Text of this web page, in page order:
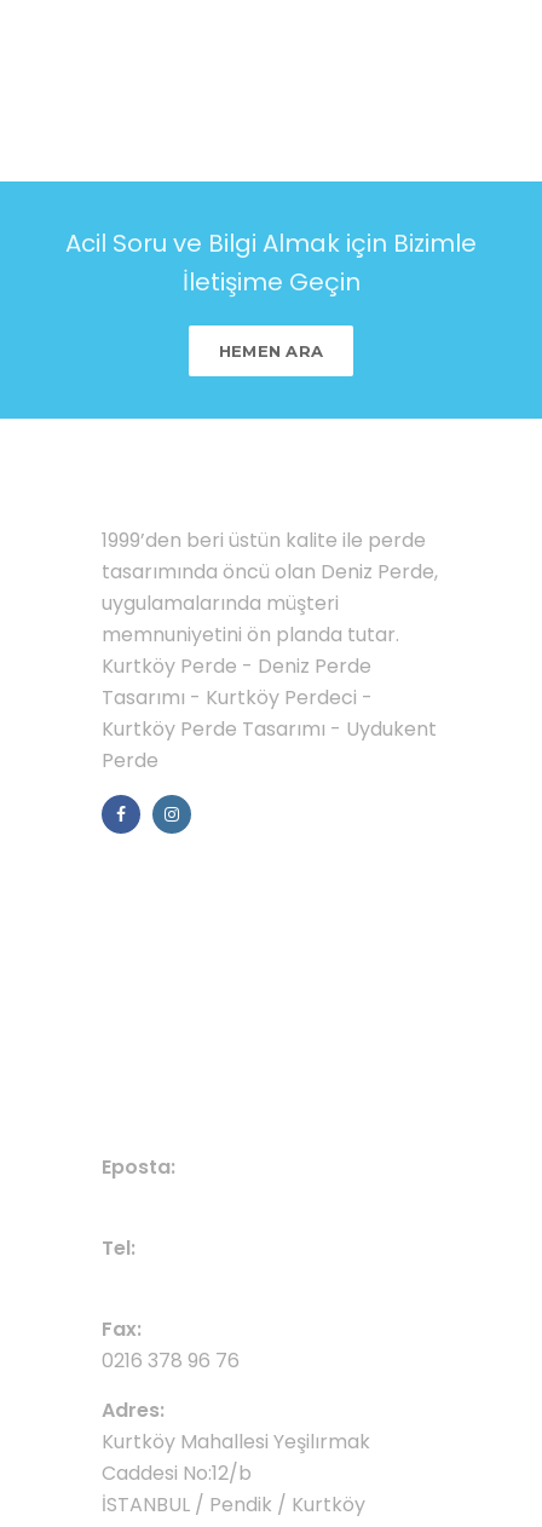
Acil Soru ve Bilgi Almak için Bizimle
İletişime Geçin
HEMEN ARA
1999’den beri üstün kalite ile perde
tasarımında öncü olan Deniz Perde,
uygulamalarında müşteri
memnuniyetini ön planda tutar.
Kurtköy Perde - Deniz Perde
Tasarımı - Kurtköy Perdeci -
Kurtköy Perde Tasarımı - Uydukent
Perde
Eposta:
Tel:
Fax:
0216 378 96 76
Adres:
Kurtköy Mahallesi Yeşilırmak
Caddesi No:12/b
İSTANBUL / Pendik / Kurtköy